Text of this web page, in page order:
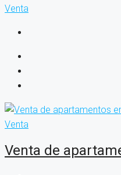
Venta
Venta
Venta de